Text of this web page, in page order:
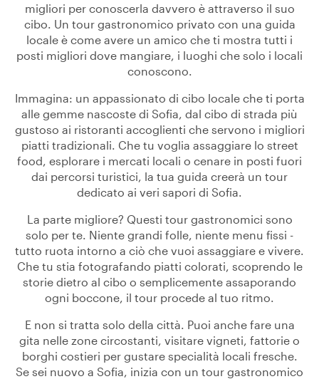
migliori per conoscerla davvero è attraverso il suo
cibo. Un tour gastronomico privato con una guida
locale è come avere un amico che ti mostra tutti i
posti migliori dove mangiare, i luoghi che solo i locali
conoscono.
Immagina: un appassionato di cibo locale che ti porta
alle gemme nascoste di Sofia, dal cibo di strada più
gustoso ai ristoranti accoglienti che servono i migliori
piatti tradizionali. Che tu voglia assaggiare lo street
food, esplorare i mercati locali o cenare in posti fuori
dai percorsi turistici, la tua guida creerà un tour
dedicato ai veri sapori di Sofia.
La parte migliore? Questi tour gastronomici sono
solo per te. Niente grandi folle, niente menu fissi -
tutto ruota intorno a ciò che vuoi assaggiare e vivere.
Che tu stia fotografando piatti colorati, scoprendo le
storie dietro al cibo o semplicemente assaporando
ogni boccone, il tour procede al tuo ritmo.
E non si tratta solo della città. Puoi anche fare una
gita nelle zone circostanti, visitare vigneti, fattorie o
borghi costieri per gustare specialità locali fresche.
Se sei nuovo a Sofia, inizia con un tour gastronomico